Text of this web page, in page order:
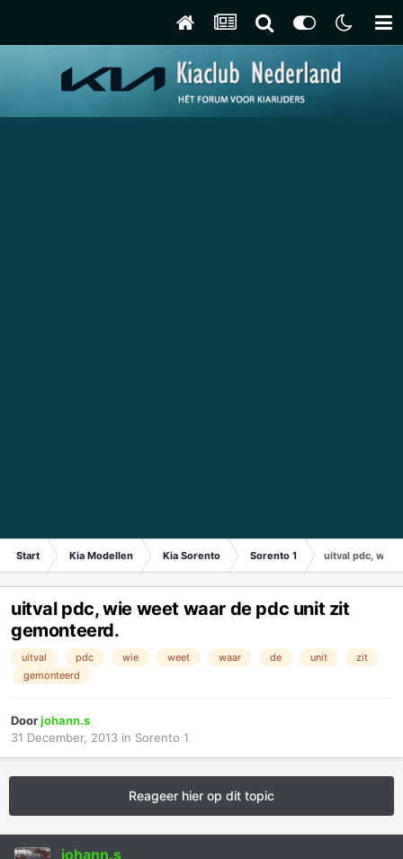
Start Kia Modellen Kia Sorento Sorento 1 uitval pdc, wie
uitval pdc, wie weet waar de pdc unit zit
gemonteerd.
uitval pdc wie weet waar de unit
zit
gemonteerd
Doorjohann.s
31 December, 2013 in Sorento 1
Reageer hier op dit topic
johann.s